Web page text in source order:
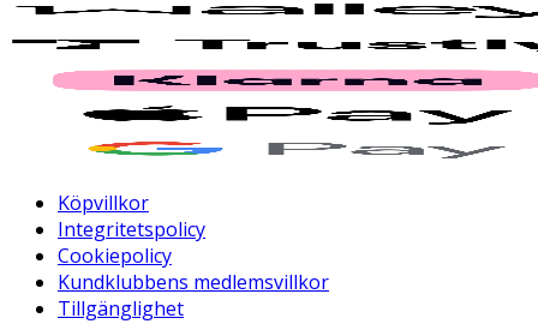
Köpvillkor
Integritetspolicy
Cookiepolicy
Kundklubbens medlemsvillkor
Tillgänglighet